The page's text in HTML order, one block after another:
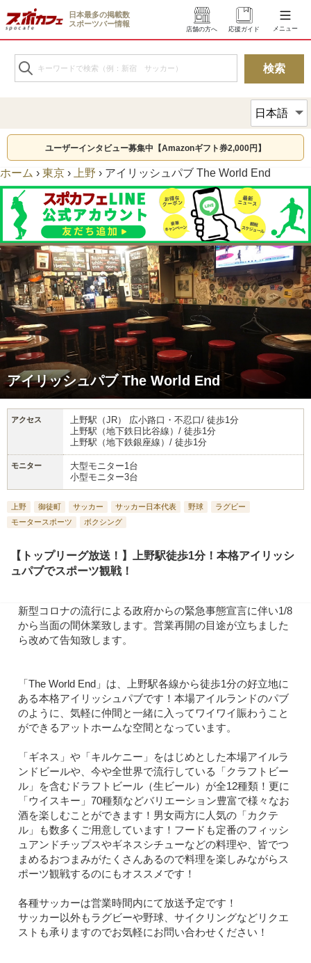
日本最多の掲載数
スポーツバー情報
店舗の方へ 応援ガイド メニュー
ユーザーインタビュー募集中【Amazonギフト券2,000円】
ホーム › 東京 › 上野 › アイリッシュパブ The World End
アイリッシュパブ The World End
アクセス
上野駅（JR） 広小路口・不忍口/ 徒歩1分
上野駅（地下鉄日比谷線）/ 徒歩1分
上野駅（地下鉄銀座線）/ 徒歩1分
モニター
大型モニター1台
小型モニター3台
上野 御徒町 サッカー サッカー日本代表 野球
ラグビー
モータースポーツ
ボクシング
【トップリーグ放送！】上野駅徒歩1分！本格アイリッシ
ュパブでスポーツ観戦！
新型コロナの流行による政府からの緊急事態宣言に伴い1/8
から当面の間休業致します。営業再開の目途が立ちました
ら改めて告知致します。
「The World End」は、上野駅各線から徒歩1分の好立地に
ある本格アイリッシュパブです！本場アイルランドのパブ
のように、気軽に仲間と一緒に入ってワイワイ賑わうこと
ができるアットホームな空間となっています。
「ギネス」や「キルケニー」をはじめとした本場アイルラ
ンドビールや、今や全世界で流行している「クラフトビー
ル」を含むドラフトビール（生ビール）が全12種類！更に
「ウイスキー」70種類などバリエーション豊富で様々なお
酒を楽しむことができます！男女両方に人気の「カクテ
ル」も数多くご用意しています！フードも定番のフィッシ
ュアンドチップスやギネスシチューなどの料理や、皆でつ
まめるおつまみがたくさんあるので料理を楽しみながらス
ポーツ観戦するのにもオススメです！
各種サッカーは営業時間内にて放送予定です！
サッカー以外もラグビーや野球、サイクリングなどリクエ
ストも承りますのでお気軽にお問い合わせください！